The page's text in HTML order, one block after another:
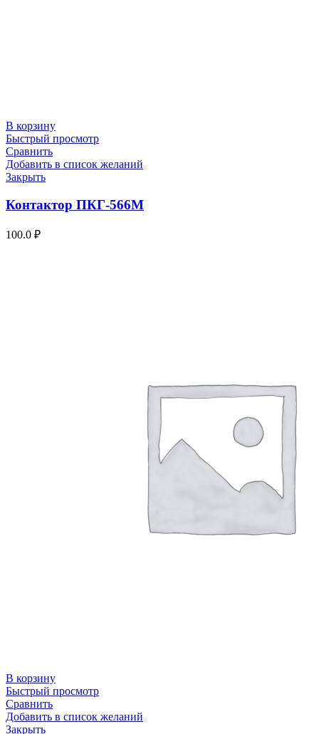
В корзину
Быстрый просмотр
Сравнить
Добавить в список желаний
Закрыть
Контактор ПКГ-566М
100.0 ₽
В корзину
Быстрый просмотр
Сравнить
Добавить в список желаний
Закрыть